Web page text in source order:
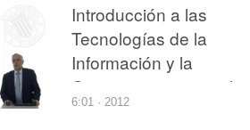
Introducción a las
Tecnologías de la
Información y la
Comunicaciones en la
Educación
6:01 · 2012